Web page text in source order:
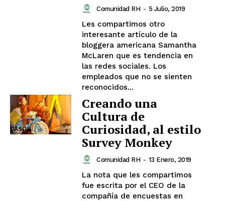
Comunidad RH - 5 Julio, 2019
Les compartimos otro
interesante artículo de la
bloggera americana Samantha
McLaren que es tendencia en
las redes sociales. Los
empleados que no se sienten
reconocidos...
CASOS
Creando una
Cultura de
Curiosidad, al estilo
Survey Monkey
Comunidad RH - 13 Enero, 2019
La nota que les compartimos
fue escrita por el CEO de la
compañía de encuestas en